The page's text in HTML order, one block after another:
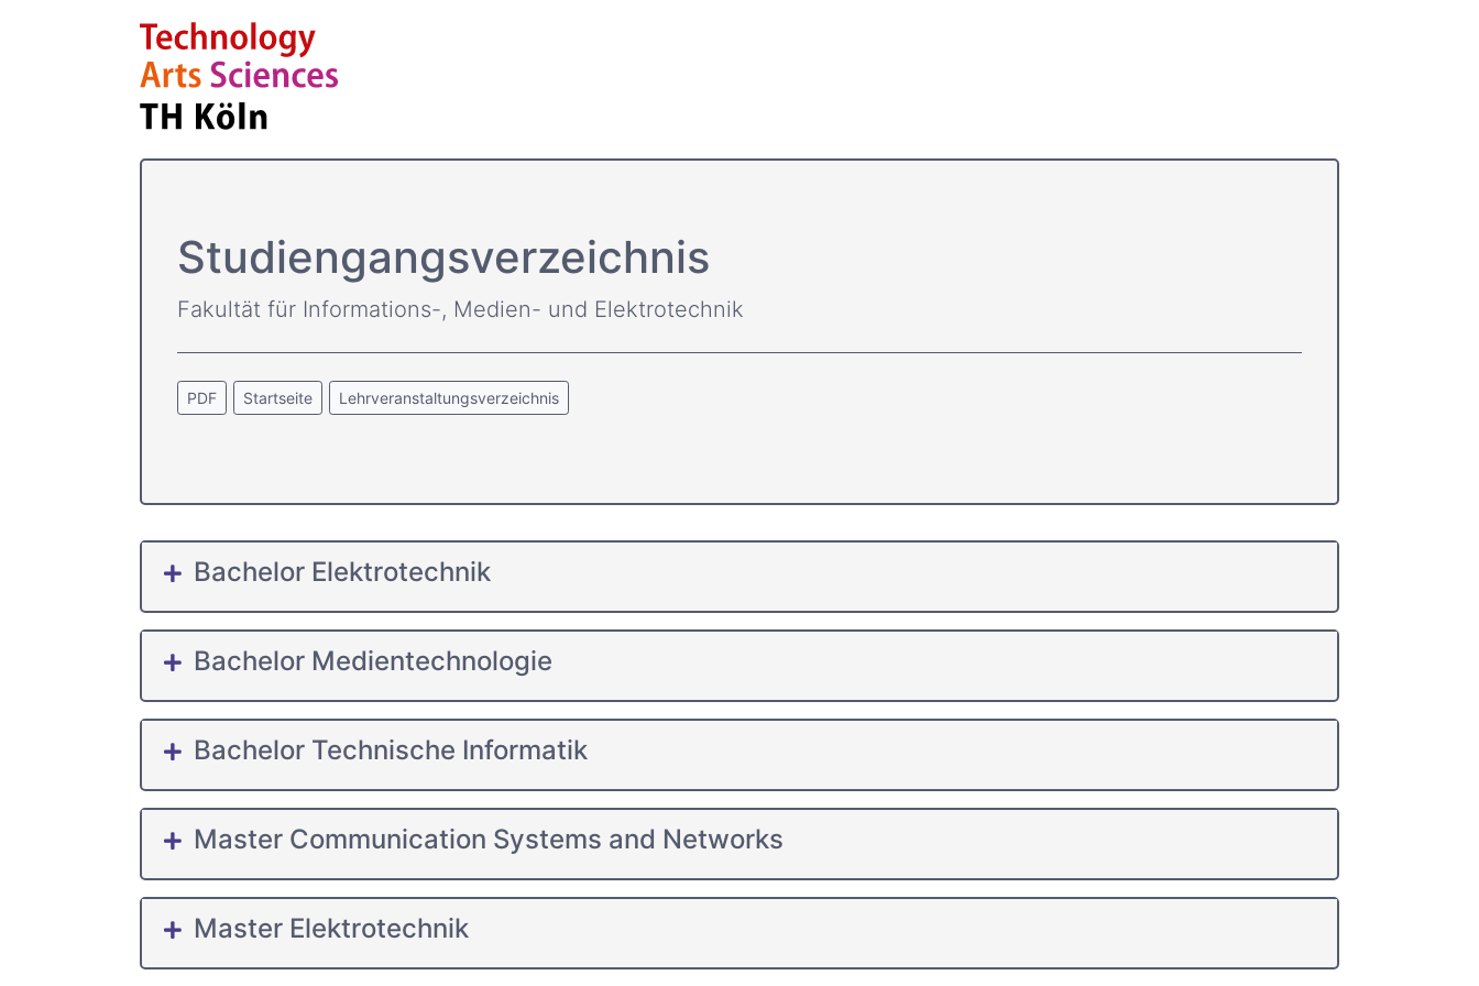
Studiengangsverzeichnis
Fakultät für Informations-, Medien- und Elektrotechnik
PDF Startseite Lehrveranstaltungsverzeichnis
Bachelor Elektrotechnik
Bachelor Medientechnologie
Bachelor Technische Informatik
Master Communication Systems and Networks
Master Elektrotechnik